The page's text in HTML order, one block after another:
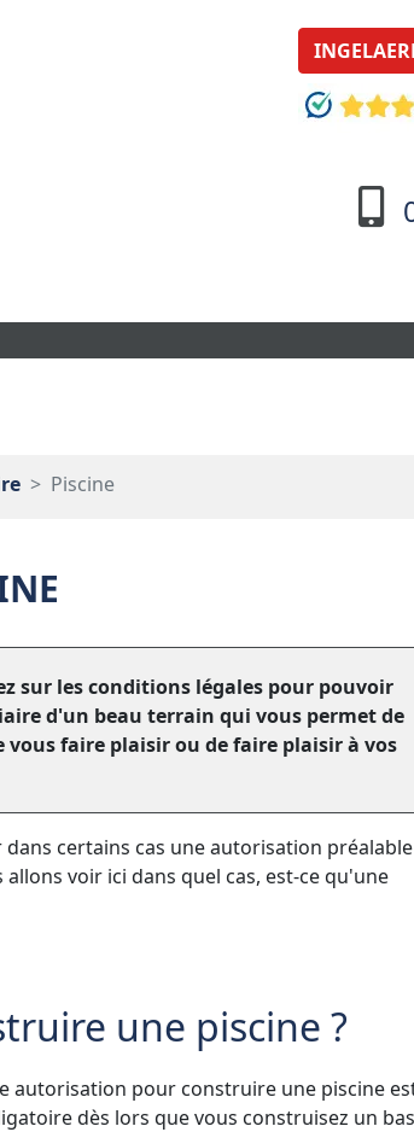
Piscine
sur les conditions légales pour pouvoir
d'un beau terrain qui vous permet de
faire plaisir ou de faire plaisir à vos
certains cas une autorisation
voir ici dans quel cas, est-ce qu'une
une piscine ?
autorisation pour construire une piscine
dès lors que vous construisez un